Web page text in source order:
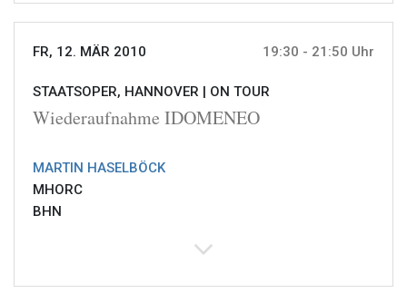
FR, 12. MÄR 2010 19:30 - 21:50 Uhr
STAATSOPER, HANNOVER | ON TOUR
Wiederaufnahme IDOMENEO
MARTIN HASELBÖCK
MHORC
BHN